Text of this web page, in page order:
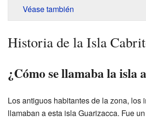
Véase también
Historia de la Isla
¿Cómo se llamaba la isla
Los antiguos habitantes de la zona, los
llamaban a esta isla Guarizacca. Fue